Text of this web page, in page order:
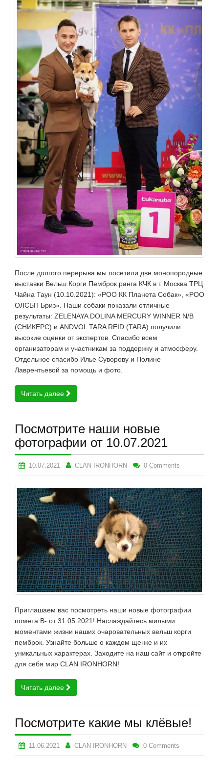
После долгого перерыва мы посетили две монопородные
выставки Вельш Корги Пемброк ранга КЧК в г. Москва ТРЦ
Чайна Таун (10.10.2021): «РОО КК Планета Собак», «РОО
ОЛСБП Бриз». Наши собаки показали отличные
результаты: ZELENAYA DOLINA MERCURY WINNER N/B
(СНИКЕРС) и ANDVOL TARA REID (TARA) получили
высокие оценки от экспертов. Спасибо всем
организаторам и участникам за поддержку и атмосферу.
Отдельное спасибо Илье Суворову и Полине
Лаврентьевой за помощь и фото.
Читать далее
Посмотрите наши новые
фотографии от 10.07.2021
10.07.2021 CLAN IRONHORN 0 Comments
Приглашаем вас посмотреть наши новые фотографии
помета В- от 31.05.2021! Наслаждайтесь милыми
моментами жизни наших очаровательных вельш корги
пемброк. Узнайте больше о каждом щенке и их
уникальных характерах. Заходите на наш сайт и откройте
для себя мир CLAN IRONHORN!
Читать далее
Посмотрите какие мы клёвые!
11.06.2021 CLAN IRONHORN 0 Comments